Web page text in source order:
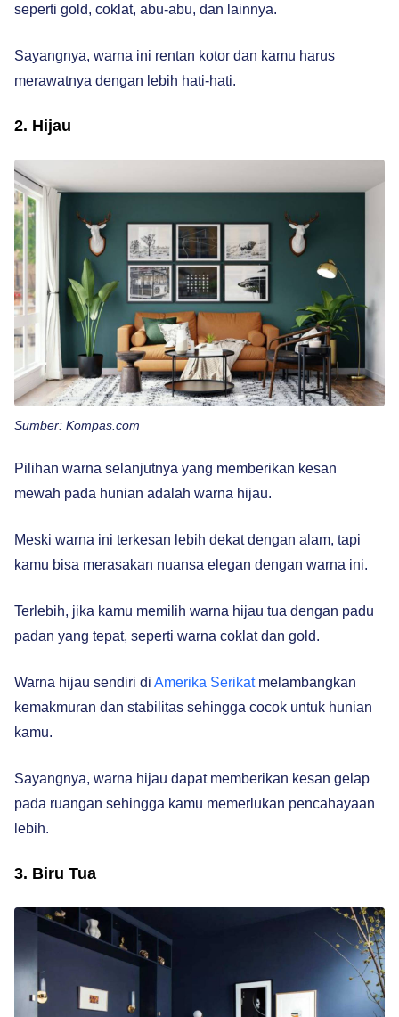
seperti gold, coklat, abu-abu, dan lainnya.
Sayangnya, warna ini rentan kotor dan kamu harus
merawatnya dengan lebih hati-hati.
2. Hijau
Sumber: Kompas.com
Pilihan warna selanjutnya yang memberikan kesan
mewah pada hunian adalah warna hijau.
Meski warna ini terkesan lebih dekat dengan alam, tapi
kamu bisa merasakan nuansa elegan dengan warna ini.
Terlebih, jika kamu memilih warna hijau tua dengan padu
padan yang tepat, seperti warna coklat dan gold.
Warna hijau sendiri di Amerika Serikatmelambangkan
kemakmuran dan stabilitas sehingga cocok untuk hunian
kamu.
Sayangnya, warna hijau dapat memberikan kesan gelap
pada ruangan sehingga kamu memerlukan pencahayaan
lebih.
3. Biru Tua